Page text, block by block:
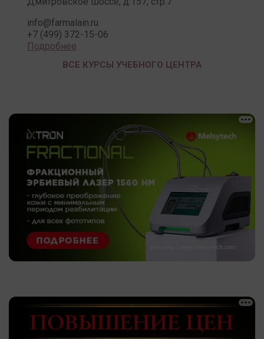
info@farmalain.ru
+7 (499) 372-15-06
Подробнее
ВСЕ КУРСЫ УЧЕБНОГО ЦЕНТРА